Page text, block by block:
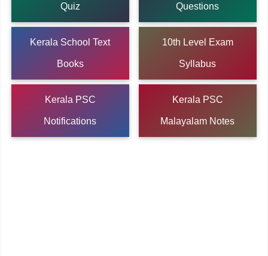
Quiz Questions
Kerala School Text
Books
10th Level Exam
Syllabus
Kerala PSC
Notifications
Kerala PSC
Malayalam Notes